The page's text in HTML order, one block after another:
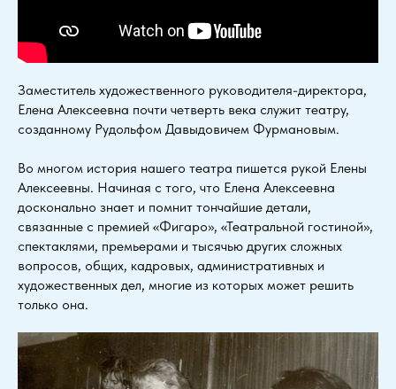
Заместитель художественного руководителя-директора,
Елена Алексеевна почти четверть века служит театру,
созданному Рудольфом Давыдовичем Фурмановым.
Во многом история нашего театра пишется рукой Елены
Алексеевны. Начиная с того, что Елена Алексеевна
досконально знает и помнит тончайшие детали,
связанные с премией «Фигаро», «Театральной гостиной»,
спектаклями, премьерами и тысячью других сложных
вопросов, общих, кадровых, административных и
художественных дел, многие из которых может решить
только она.